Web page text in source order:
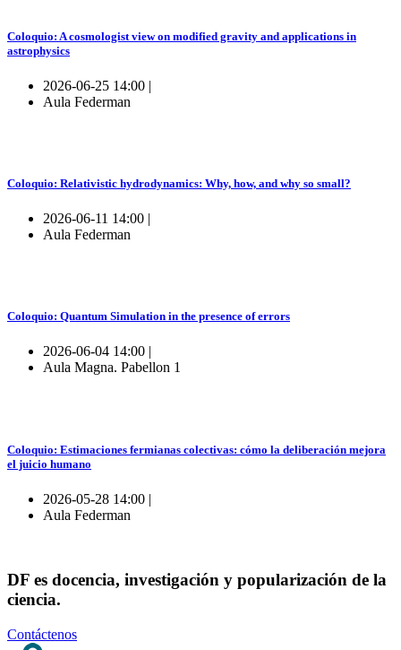
Coloquio: A cosmologist view on modified gravity and applications in
astrophysics
2026-06-25 14:00 |
Aula Federman
Coloquio: Relativistic hydrodynamics: Why, how, and why so small?
2026-06-11 14:00 |
Aula Federman
Coloquio: Quantum Simulation in the presence of errors
2026-06-04 14:00 |
Aula Magna. Pabellon 1
Coloquio: Estimaciones fermianas colectivas: cómo la deliberación mejora
el juicio humano
2026-05-28 14:00 |
Aula Federman
DF es docencia, investigación y popularización de la
ciencia.
Contáctenos